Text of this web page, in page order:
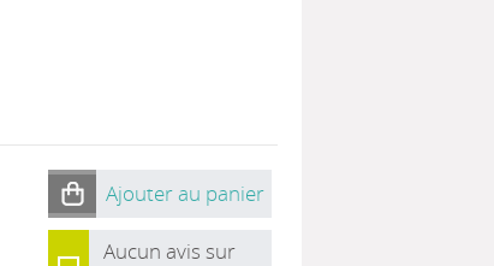
Ajouter au panier
Aucun avis sur